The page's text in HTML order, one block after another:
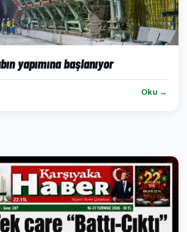
yapımına başlanıyor
Oku →